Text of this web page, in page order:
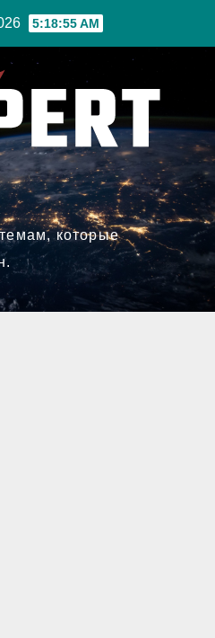
5:18:56 AM
которые